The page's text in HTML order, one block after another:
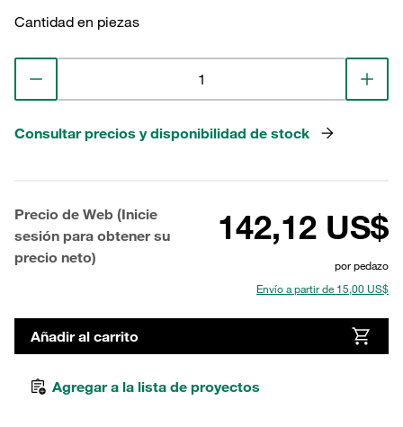
Cantidad en piezas
Consultar precios y disponibilidad de stock
Precio de Web (Inicie
sesión para obtener su
precio neto)
142,12 US$
por pedazo
Envío a partir de 15,00 US$
Añadir al carrito
Agregar a la lista de proyectos